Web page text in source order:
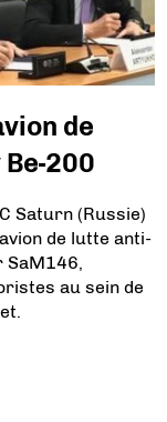
de
200
Saturn (Russie)
de lutte anti-
SaM146,
au sein de